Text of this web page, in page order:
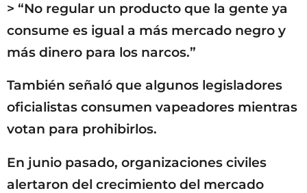
> “No regular un producto que la gente ya
consume es igual a más mercado negro y
más dinero para los narcos.”
También señaló que algunos legisladores
oficialistas consumen vapeadores mientras
votan para prohibirlos.
En junio pasado, organizaciones civiles
alertaron del crecimiento del mercado